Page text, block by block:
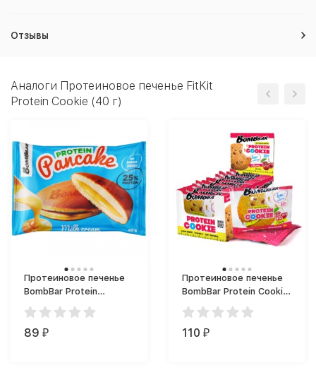
Отзывы
Аналоги Протеиновое печенье FitKit
Protein Cookie (40 г)
Протеиновое печенье
BombBar Protein
Pancake (40 г)
89 ₽
Протеиновое печенье
BombBar Protein Cookie
(40 г)
110 ₽